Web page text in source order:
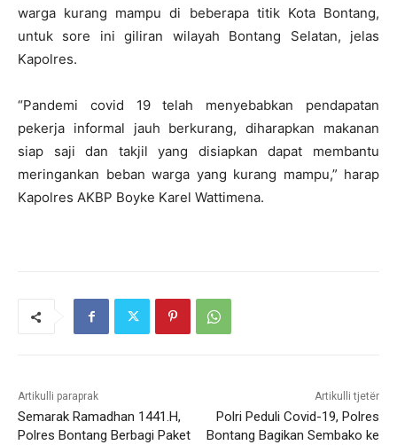
warga kurang mampu di beberapa titik Kota Bontang,
untuk sore ini giliran wilayah Bontang Selatan, jelas
Kapolres.
“Pandemi covid 19 telah menyebabkan pendapatan
pekerja informal jauh berkurang, diharapkan makanan
siap saji dan takjil yang disiapkan dapat membantu
meringankan beban warga yang kurang mampu,” harap
Kapolres AKBP Boyke Karel Wattimena.
Artikulli paraprak
Semarak Ramadhan 1441.H,
Polres Bontang Berbagi Paket
Artikulli tjetër
Polri Peduli Covid-19, Polres
Bontang Bagikan Sembako ke